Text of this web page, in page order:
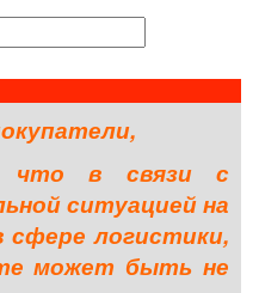
что в связи с
ситуацией на
логистики,
может быть не